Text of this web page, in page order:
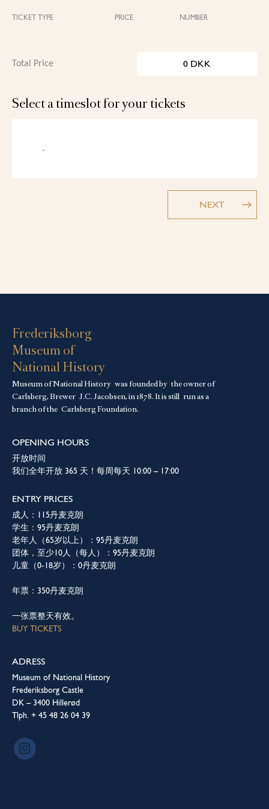
TICKET TYPE PRICE NUMBER
Total Price DKK
0
Select a timeslot for your tickets
-
NEXT
Frederiksborg
Museum of
National History
Museum of National History was founded by the owner of
Carlsberg, Brewer J.C. Jacobsen, in 1878. It is still run as a
branch of the Carlsberg Foundation.
OPENING HOURS
开放时间
我们全年开放 365 天！每周每天 10:00 – 17:00
ENTRY PRICES
成人：115丹麦克朗
学生：95丹麦克朗
老年人（65岁以上）：95丹麦克朗
团体，至少10人（每人）：95丹麦克朗
儿童（0-18岁）：0丹麦克朗
年票：350丹麦克朗
一张票整天有效。
BUY TICKETS
ADRESS
Museum of National History
Frederiksborg Castle
DK – 3400 Hillerød
Tlph. + 45 48 26 04 39